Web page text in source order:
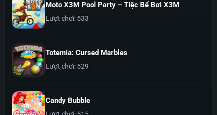
Moto X3M Pool Party – Tiệc Bể Bơi X3M
Lượt chơi: 533
Totemia: Cursed Marbles
Lượt chơi: 529
Candy Bubble